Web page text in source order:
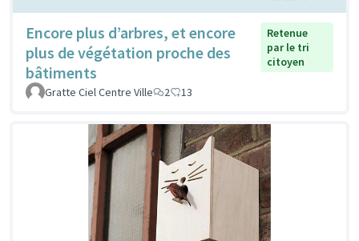
Encore plus d’arbres, et encore
plus de végétation proche des
bâtiments
Retenue
par le tri
citoyen
Gratte Ciel Centre Ville 2 13